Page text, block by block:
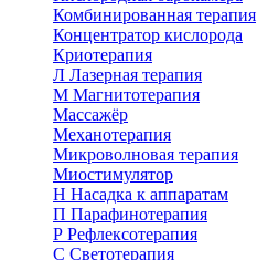
Комбинированная терапия
Концентратор кислорода
Криотерапия
Л Лазерная терапия
М Магнитотерапия
Массажёр
Механотерапия
Микроволновая терапия
Миостимулятор
Н Насадка к аппаратам
П Парафинотерапия
Р Рефлексотерапия
С Светотерапия